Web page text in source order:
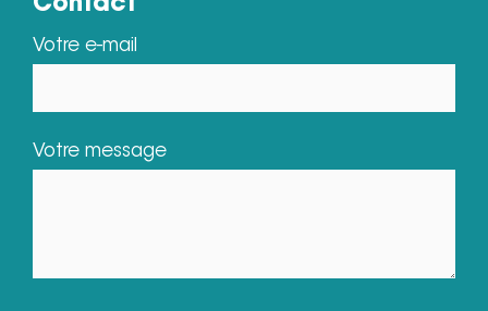
Contact
Votre e-mail
Votre message